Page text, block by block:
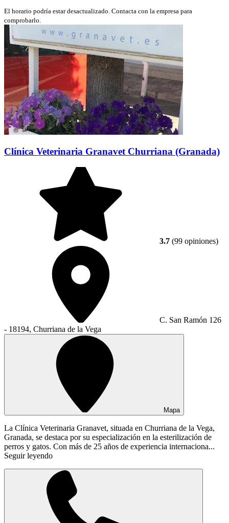
El horario podría estar desactualizado. Contacta con la empresa para
comprobarlo.
Clínica Veterinaria Granavet Churriana (Granada)
3.7 (99 opiniones)
C. San Ramón 126
- 18194, Churriana de la Vega
Mapa
La Clínica Veterinaria Granavet, situada en Churriana de la Vega,
Granada, se destaca por su especialización en la esterilización de
perros y gatos. Con más de 25 años de experiencia internaciona...
Seguir leyendo